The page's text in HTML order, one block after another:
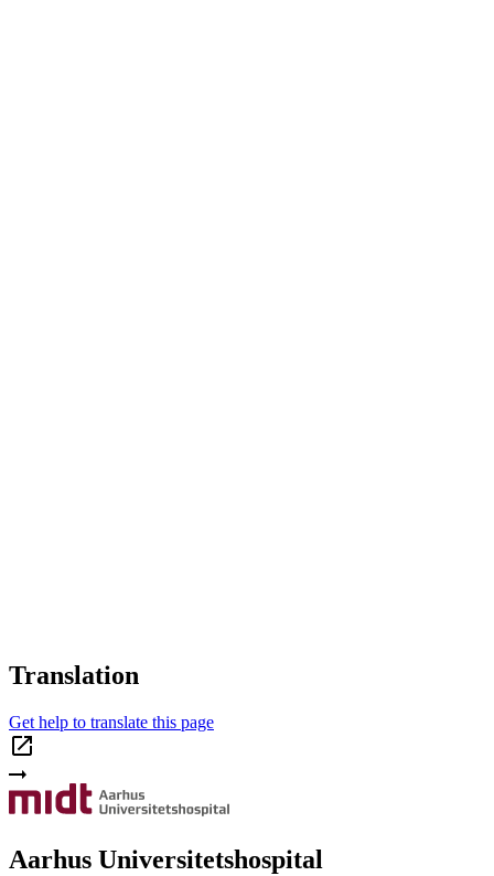
Translation
Get help to translate this page
Aarhus Universitetshospital